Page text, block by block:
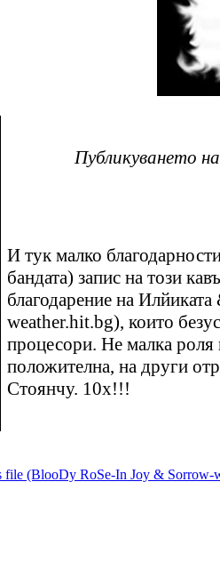
Публикуването
И тук малко
бандата) запис на този
благодарение на
weather.hit.bg), които
процесори. Не малка роля
положителна, на други
Стоянчу. 10х!!!